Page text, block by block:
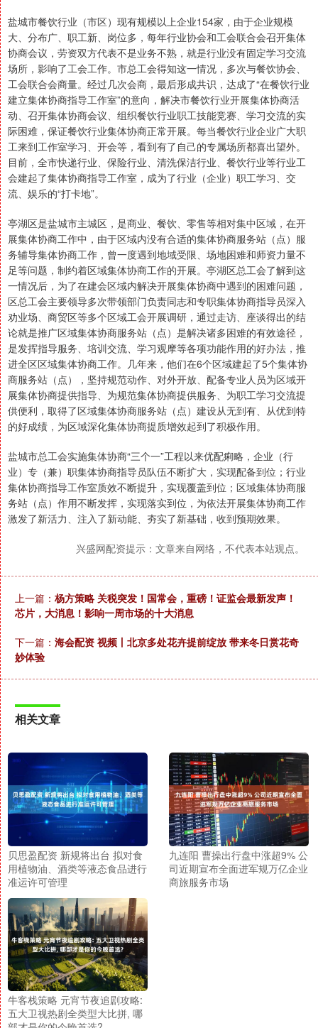
盐城市餐饮行业（市区）现有规模以上企业154家，由于企业规模
大、分布广、职工新、岗位多，每年行业协会和工会联合会召开集体
协商会议，劳资双方代表不是业务不熟，就是行业没有固定学习交流
场所，影响了工会工作。市总工会得知这一情况，多次与餐饮协会、
工会联合会商量。经过几次会商，最后形成共识，达成了“在餐饮行业
建立集体协商指导工作室”的意向，解决市餐饮行业开展集体协商活
动、召开集体协商会议、组织餐饮行业职工技能竞赛、学习交流的实
际困难，保证餐饮行业集体协商正常开展。每当餐饮行业企业广大职
工来到工作室学习、开会等，看到有了自己的专属场所都喜出望外。
目前，全市快递行业、保险行业、清洗保洁行业、餐饮行业等行业工
会建起了集体协商指导工作室，成为了行业（企业）职工学习、交
流、娱乐的“打卡地”。
亭湖区是盐城市主城区，是商业、餐饮、零售等相对集中区域，在开
展集体协商工作中，由于区域内没有合适的集体协商服务站（点）服
务辅导集体协商工作，曾一度遇到地域受限、场地困难和师资力量不
足等问题，制约着区域集体协商工作的开展。亭湖区总工会了解到这
一情况后，为了在建会区域内解决开展集体协商中遇到的困难问题，
区总工会主要领导多次带领部门负责同志和专职集体协商指导员深入
劝业场、商贸区等多个区域工会开展调研，通过走访、座谈得出的结
论就是推广区域集体协商服务站（点）是解决诸多困难的有效途径，
是发挥指导服务、培训交流、学习观摩等各项功能作用的好办法，推
进全区区域集体协商工作。几年来，他们在6个区域建起了5个集体协
商服务站（点），坚持规范动作、对外开放、配备专业人员为区域开
展集体协商提供指导、为规范集体协商提供服务、为职工学习交流提
供便利，取得了区域集体协商服务站（点）建设从无到有、从优到特
的好成绩，为区域深化集体协商提质增效起到了积极作用。
盐城市总工会实施集体协商“三个一”工程以来优配痢略，企业（行
业）专（兼）职集体协商指导员队伍不断扩大，实现配备到位；行业
集体协商指导工作室质效不断提升，实现覆盖到位；区域集体协商服
务站（点）作用不断发挥，实现落实到位，为依法开展集体协商工作
激发了新活力、注入了新动能、夯实了新基础，收到预期效果。
兴盛网配资提示：文章来自网络，不代表本站观点。
上一篇： 杨方策略 关税突发！国常会，重磅！证监会最新发声！
芯片，大消息！影响一周市场的十大消息
下一篇： 海会配资 视频丨北京多处花卉提前绽放 带来冬日赏花奇
妙体验
相关文章
贝思盈配资 新规将出台 拟对食
用植物油、酒类等液态食品进行
准运许可管理
九连阳 曹操出行盘中涨超9% 公
司近期宣布全面进军规万亿企业
商旅服务市场
牛客栈策略 元宵节夜追剧攻略:
五大卫视热剧全类型大比拼, 哪